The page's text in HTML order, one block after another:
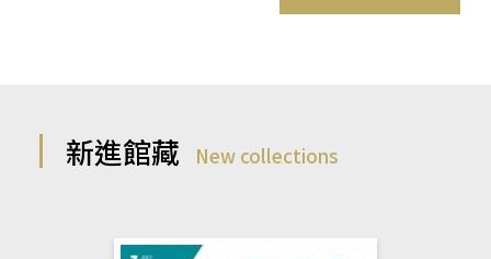
新進館藏 New collections